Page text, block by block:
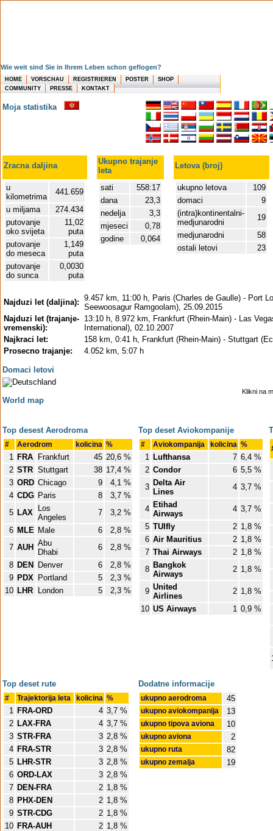
Wie weit sind Sie in Ihrem Leben schon geflogen?
HOME VORSCHAU REGISTRIEREN POSTER
SHOP
COMMUNITY
PRESSE KONTAKT
Moja statistika
Zracna daljina
Ukupno trajanje
leta
Letova (broj)
u
kilometrima
441.659
u miljama
274.434
putovanje
oko svijeta
11,02
puta
putovanje
do meseca
1,149
puta
putovanje
do sunca
0,0030
puta
sati
558:17
dana
23,3
nedelja
3,3
mjeseci
0,78
godine
0,064
ukupno letova
109
domaci
9
(intra)kontinentalni-
medjunarodni
19
medjunarodni
58
ostali letovi
23
Najduzi let (daljina): 9.457 km, 11:00 h, Paris (Charles de Gaulle) - Port
Seewoosagur Ramgoolam), 25.09.2015
Najduzi let (trajanje-
vremenski):
13:10 h, 8.972 km, Frankfurt (Rhein-Main) - Las
International), 02.10.2007
Najkraci let:
158 km, 0:41 h, Frankfurt (Rhein-Main) - Stuttgart
Prosecno trajanje:
4.052 km, 5:07 h
Domaci letovi
Klikni na
World map
Top desest Aerodroma
# Aerodrom kolicina %
1 FRA Frankfurt 45 20,6 %
2 STR Stuttgart 38 17,4 %
3 ORD Chicago 9
4,1 %
4 CDG Paris 8
3,7 %
5 LAX
Los
Angeles
7
3,2 %
6 MLE Male 6
2,8 %
7 AUH Abu
Dhabi
6
2,8 %
8 DEN Denver 6
2,8 %
9 PDX Portland 5
2,3 %
10 LHR London 5 2,3 %
Top deset Aviokompanije
# Aviokompanija kolicina %
1 Lufthansa 7 6,4 %
2 Condor 6 5,5 %
3 Delta Air
Lines
4 3,7 %
4 Etihad
Airways
4 3,7 %
5 TUIfly 2 1,8 %
6 Air Mauritius 2 1,8 %
7 Thai Airways 2 1,8 %
8 Bangkok
Airways
2 1,8 %
9 United
Airlines
2 1,8 %
10 US Airways 1 0,9 %
Top deset rute
# Trajektorija leta kolicina %
1 FRA-ORD 4 3,7 %
2 LAX-FRA 4 3,7 %
3 STR-FRA 3 2,8 %
4 FRA-STR 3 2,8 %
5 LHR-STR 3 2,8 %
6 ORD-LAX 3 2,8 %
7 DEN-FRA 2 1,8 %
8 PHX-DEN 2 1,8 %
9 STR-CDG 2 1,8 %
10 FRA-AUH 2 1,8 %
Dodatne informacije
ukupno aerodroma 45
ukupno aviokompanija 13
ukupno tipova aviona 10
ukupno aviona 2
ukupno ruta 82
ukupno zemalja 19